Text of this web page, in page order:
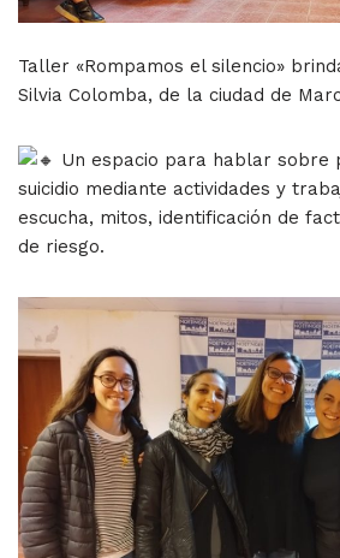
Taller «Rompamos el silencio»
Silvia Colomba, de la ciudad de
Un espacio para hablar sobre
suicidio mediante actividades y
escucha, mitos, identificación de
de riesgo.